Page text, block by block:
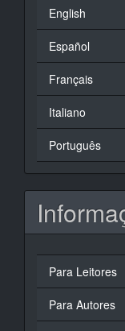
English
Español
Français
Italiano
Português
Para Leitores
Para Autores